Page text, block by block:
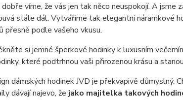
dobře víme, že vás jen tak něco neuspokojí. A jsme
stále dál. Vytváříme tak elegantní náramkové
přesně podle vašeho vkusu.
si jemné šperkové hodinky k luxusním
které podtrhnou vaši přirozenou krásu a
dámských hodinek JVD je překvapivě důmyslný.
dávají najevo, že jako majitelka takových